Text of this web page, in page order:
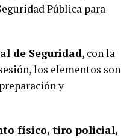
Pública para
de Seguridad, con la
los elementos son
y
físico, tiro policial,